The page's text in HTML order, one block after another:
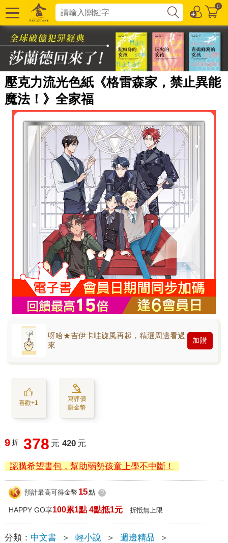
0
壓克力流光色紙《格雷森家，禁止異能
魔法！》全家福
呀哈★吉伊卡哇旋風再起，精選周邊看過
來
加購
喜歡+1
寫評價
賺金幣
9 折 378 元 420 元
認購希望書包，幫助弱勢孩童上學不中斷！
預計最高可得金幣 15點 ?
HAPPY GO享100累1點 4點抵1元 折抵無上限
分類： 中文書 ＞ 輕小說 ＞ 週邊精品
＞